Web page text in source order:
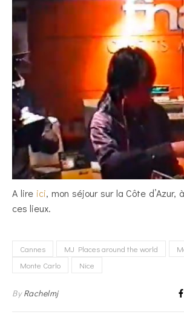
A lire ici, mon séjour sur la Côte d’Azur,
ces lieux.
Cannes MJ Places around the world
Monte Carlo
Nice
ByRachelmj